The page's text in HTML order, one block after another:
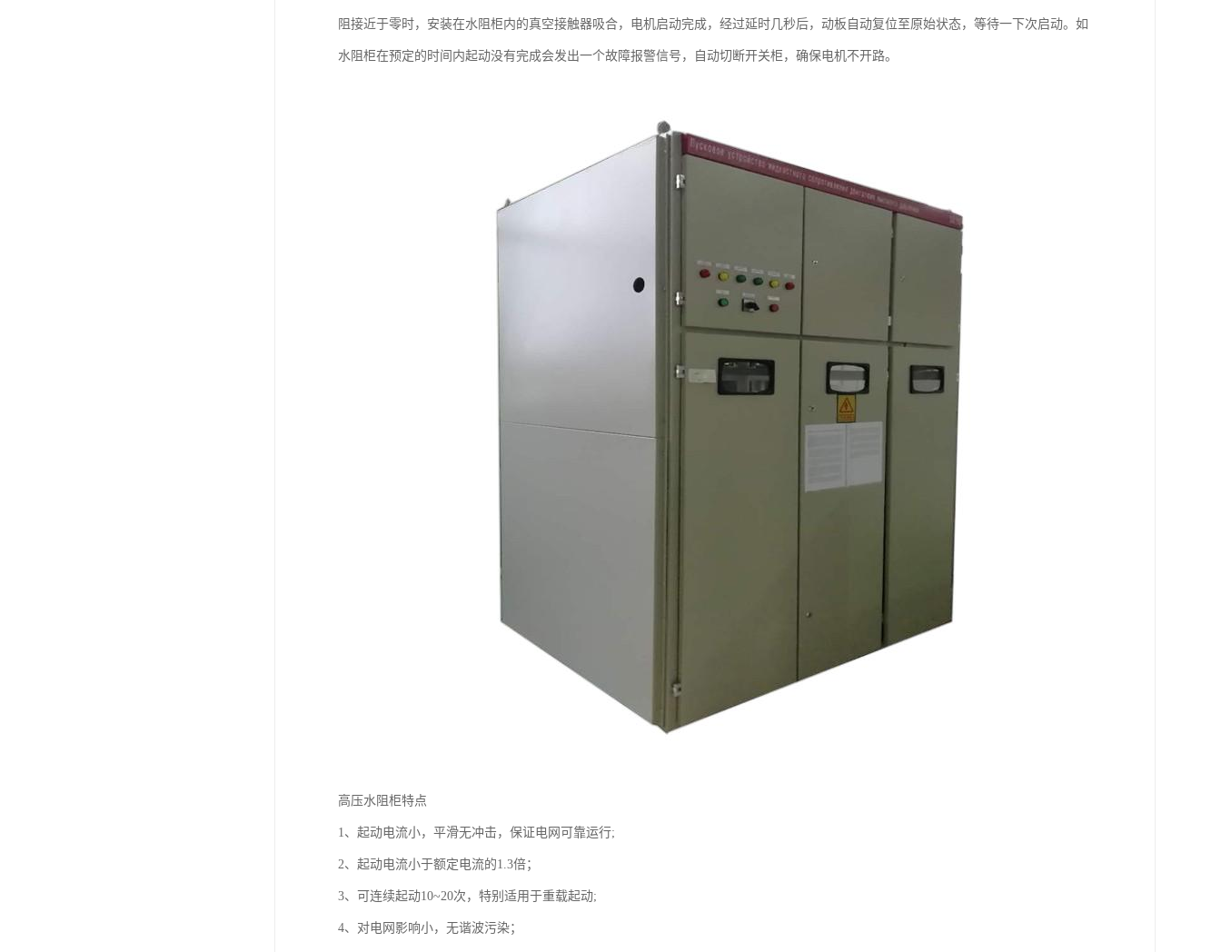
阻接近于零时，安装在水阻柜内的真空接触器吸合，电机启动完成，经过延时几秒后，动板自动复位至原始状态，等待一下次启动。如
水阻柜在预定的时间内起动没有完成会发出一个故障报警信号，自动切断开关柜，确保电机不开路。
高压水阻柜特点
1、起动电流小，平滑无冲击，保证电网可靠运行;
2、起动电流小于额定电流的1.3倍；
3、可连续起动10~20次，特别适用于重载起动;
4、对电网影响小，无谐波污染；